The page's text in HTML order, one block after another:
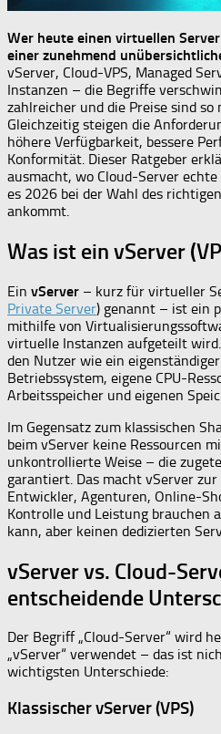
Wer heute einen virtuellen
einer zunehmend
vServer, Cloud-VPS, Managed
Instanzen – die Begriffe
zahlreicher und die Preise sind so
Gleichzeitig steigen die
höhere Verfügbarkeit, bessere
Konformität. Dieser Ratgeber
ausmacht, wo Cloud-Server
es 2026 bei der Wahl des
ankommt.
Was ist ein vServer
Ein vServer – kurz für virtueller
Private Server) genannt – ist ein
mithilfe von
virtuelle Instanzen aufgeteilt
den Nutzer wie ein
Betriebssystem, eigene CPU-
Arbeitsspeicher und eigenen
Im Gegensatz zum klassischen
beim vServer keine Ressourcen
unkontrollierte Weise – die
garantiert. Das macht vServer
Entwickler, Agenturen, Online-
Kontrolle und Leistung brauchen
kann, aber keinen dedizierten
vServer vs. Cloud-
entscheidende
Der Begriff „Cloud-Server“ wird
„vServer“ verwendet – das ist
wichtigsten Unterschiede:
Klassischer vServer (VPS)